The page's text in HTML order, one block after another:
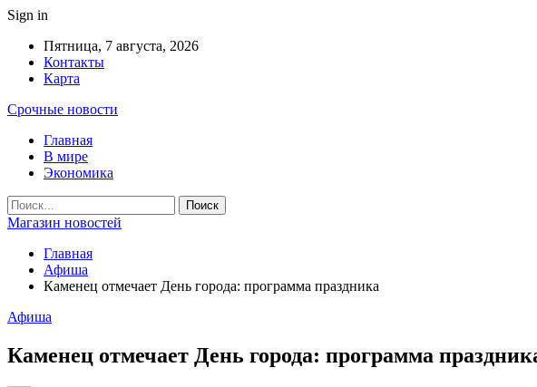
Sign in
Пятница, 7 августа, 2026
Контакты
Карта
Срочные новости
Главная
В мире
Экономика
Магазин новостей
Главная
Афиша
Каменец отмечает День города: программа праздника
Афиша
Каменец отмечает День города: программа